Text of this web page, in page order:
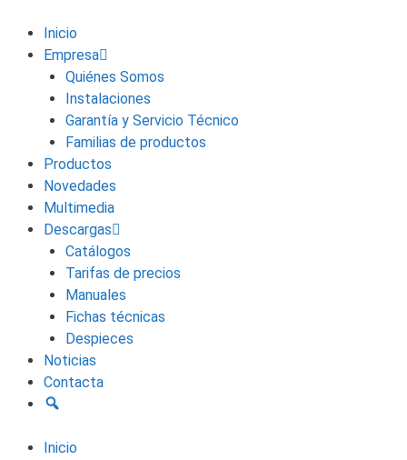
Inicio
Empresa
Quiénes Somos
Instalaciones
Garantía y Servicio Técnico
Familias de productos
Productos
Novedades
Multimedia
Descargas
Catálogos
Tarifas de precios
Manuales
Fichas técnicas
Despieces
Noticias
Contacta
Inicio